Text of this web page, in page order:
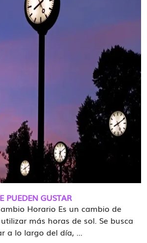
PUEDEN GUSTAR
Horario Es un cambio de
más horas de sol. Se busca
a lo largo del día, ...